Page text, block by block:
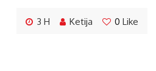
3 H Ketija 0 Like